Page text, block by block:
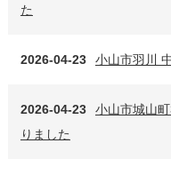
た
2026-04-23 小山市羽川
2026-04-23
小山市城山
りました